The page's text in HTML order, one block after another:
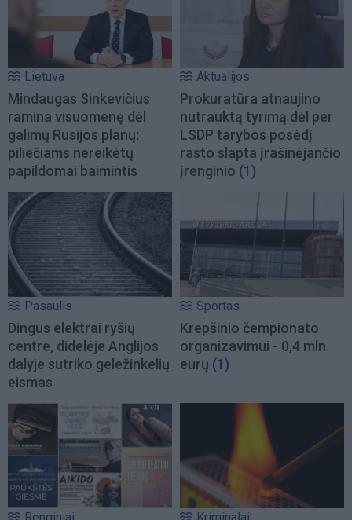
Lietuva
Mindaugas Sinkevičius
ramina visuomenę dėl
galimų Rusijos planų:
piliečiams nereikėtų
papildomai baimintis
Aktualijos
Prokuratūra atnaujino
nutrauktą tyrimą dėl per
LSDP tarybos posėdį
rasto slapta įrašinėjančio
įrenginio (1)
Pasaulis
Dingus elektrai ryšių
centre, didelėje Anglijos
dalyje sutriko geležinkelių
eismas
Sportas
Krepšinio čempionato
organizavimui - 0,4 mln.
eurų (1)